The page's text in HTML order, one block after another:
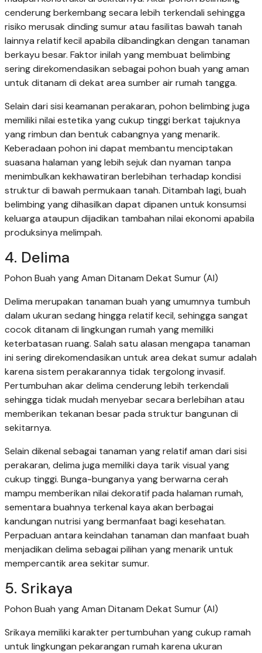
cenderung berkembang secara lebih terkendali sehingga
risiko merusak dinding sumur atau fasilitas bawah tanah
lainnya relatif kecil apabila dibandingkan dengan tanaman
berkayu besar. Faktor inilah yang membuat belimbing
sering direkomendasikan sebagai pohon buah yang aman
untuk ditanam di dekat area sumber air rumah tangga.
Selain dari sisi keamanan perakaran, pohon belimbing juga
memiliki nilai estetika yang cukup tinggi berkat tajuknya
yang rimbun dan bentuk cabangnya yang menarik.
Keberadaan pohon ini dapat membantu menciptakan
suasana halaman yang lebih sejuk dan nyaman tanpa
menimbulkan kekhawatiran berlebihan terhadap kondisi
struktur di bawah permukaan tanah. Ditambah lagi, buah
belimbing yang dihasilkan dapat dipanen untuk konsumsi
keluarga ataupun dijadikan tambahan nilai ekonomi apabila
produksinya melimpah.
4. Delima
Pohon Buah yang Aman Ditanam Dekat Sumur (AI)
Delima merupakan tanaman buah yang umumnya tumbuh
dalam ukuran sedang hingga relatif kecil, sehingga sangat
cocok ditanam di lingkungan rumah yang memiliki
keterbatasan ruang. Salah satu alasan mengapa tanaman
ini sering direkomendasikan untuk area dekat sumur adalah
karena sistem perakarannya tidak tergolong invasif.
Pertumbuhan akar delima cenderung lebih terkendali
sehingga tidak mudah menyebar secara berlebihan atau
memberikan tekanan besar pada struktur bangunan di
sekitarnya.
Selain dikenal sebagai tanaman yang relatif aman dari sisi
perakaran, delima juga memiliki daya tarik visual yang
cukup tinggi. Bunga-bunganya yang berwarna cerah
mampu memberikan nilai dekoratif pada halaman rumah,
sementara buahnya terkenal kaya akan berbagai
kandungan nutrisi yang bermanfaat bagi kesehatan.
Perpaduan antara keindahan tanaman dan manfaat buah
menjadikan delima sebagai pilihan yang menarik untuk
mempercantik area sekitar sumur.
5. Srikaya
Pohon Buah yang Aman Ditanam Dekat Sumur (AI)
Srikaya memiliki karakter pertumbuhan yang cukup ramah
untuk lingkungan pekarangan rumah karena ukuran